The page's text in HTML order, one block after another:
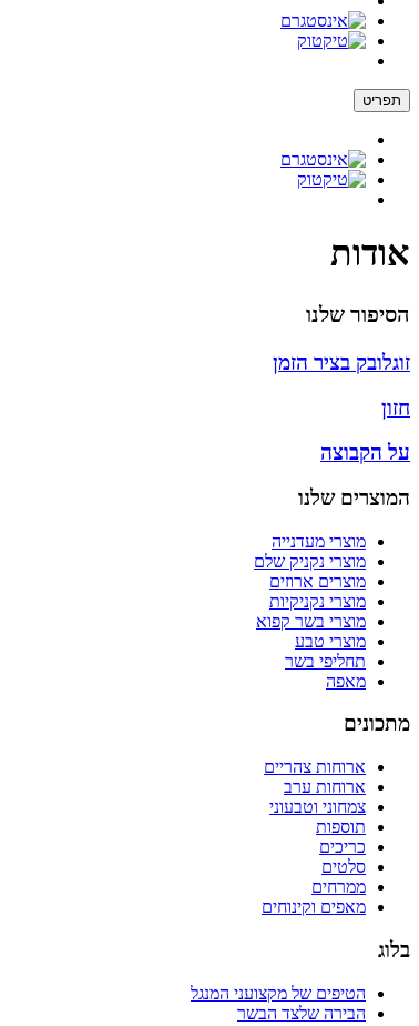
תפריט
אודות
הסיפור שלנו
זוגלובק בציר הזמן
חזון
על הקבוצה
המוצרים שלנו
מוצרי מעדנייה
מוצרי נקניק שלם
מוצרים ארוזים
מוצרי נקניקיות
מוצרי בשר קפוא
מוצרי טבע
תחליפי בשר
מאפה
מתכונים
ארוחות צהריים
ארוחות ערב
צמחוני וטבעוני
תוספות
כריכים
סלטים
ממרחים
מאפים וקינוחים
בלוג
הטיפים של מקצועני המנגל
הבירה שלצד הבשר